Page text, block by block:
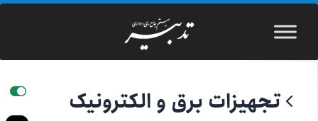
تجهیزات برق و الکترونیک